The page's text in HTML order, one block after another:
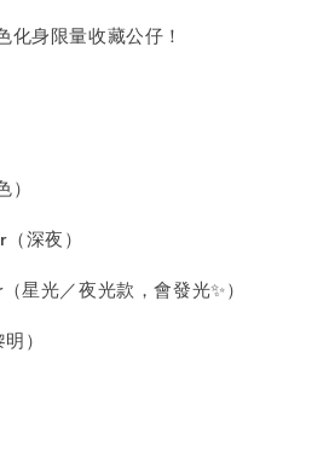
化身限量收藏公仔！
深夜）
星光／夜光款，會發光✨）
）